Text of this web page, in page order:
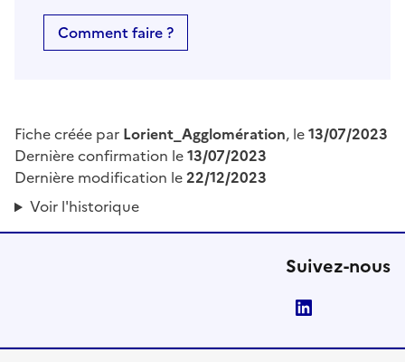
Comment faire ?
Fiche créée par Lorient_Agglomération, le13/07/2023
Dernière confirmation le13/07/2023
Dernière modification le22/12/2023
Voir l'historique
Suivez-nous